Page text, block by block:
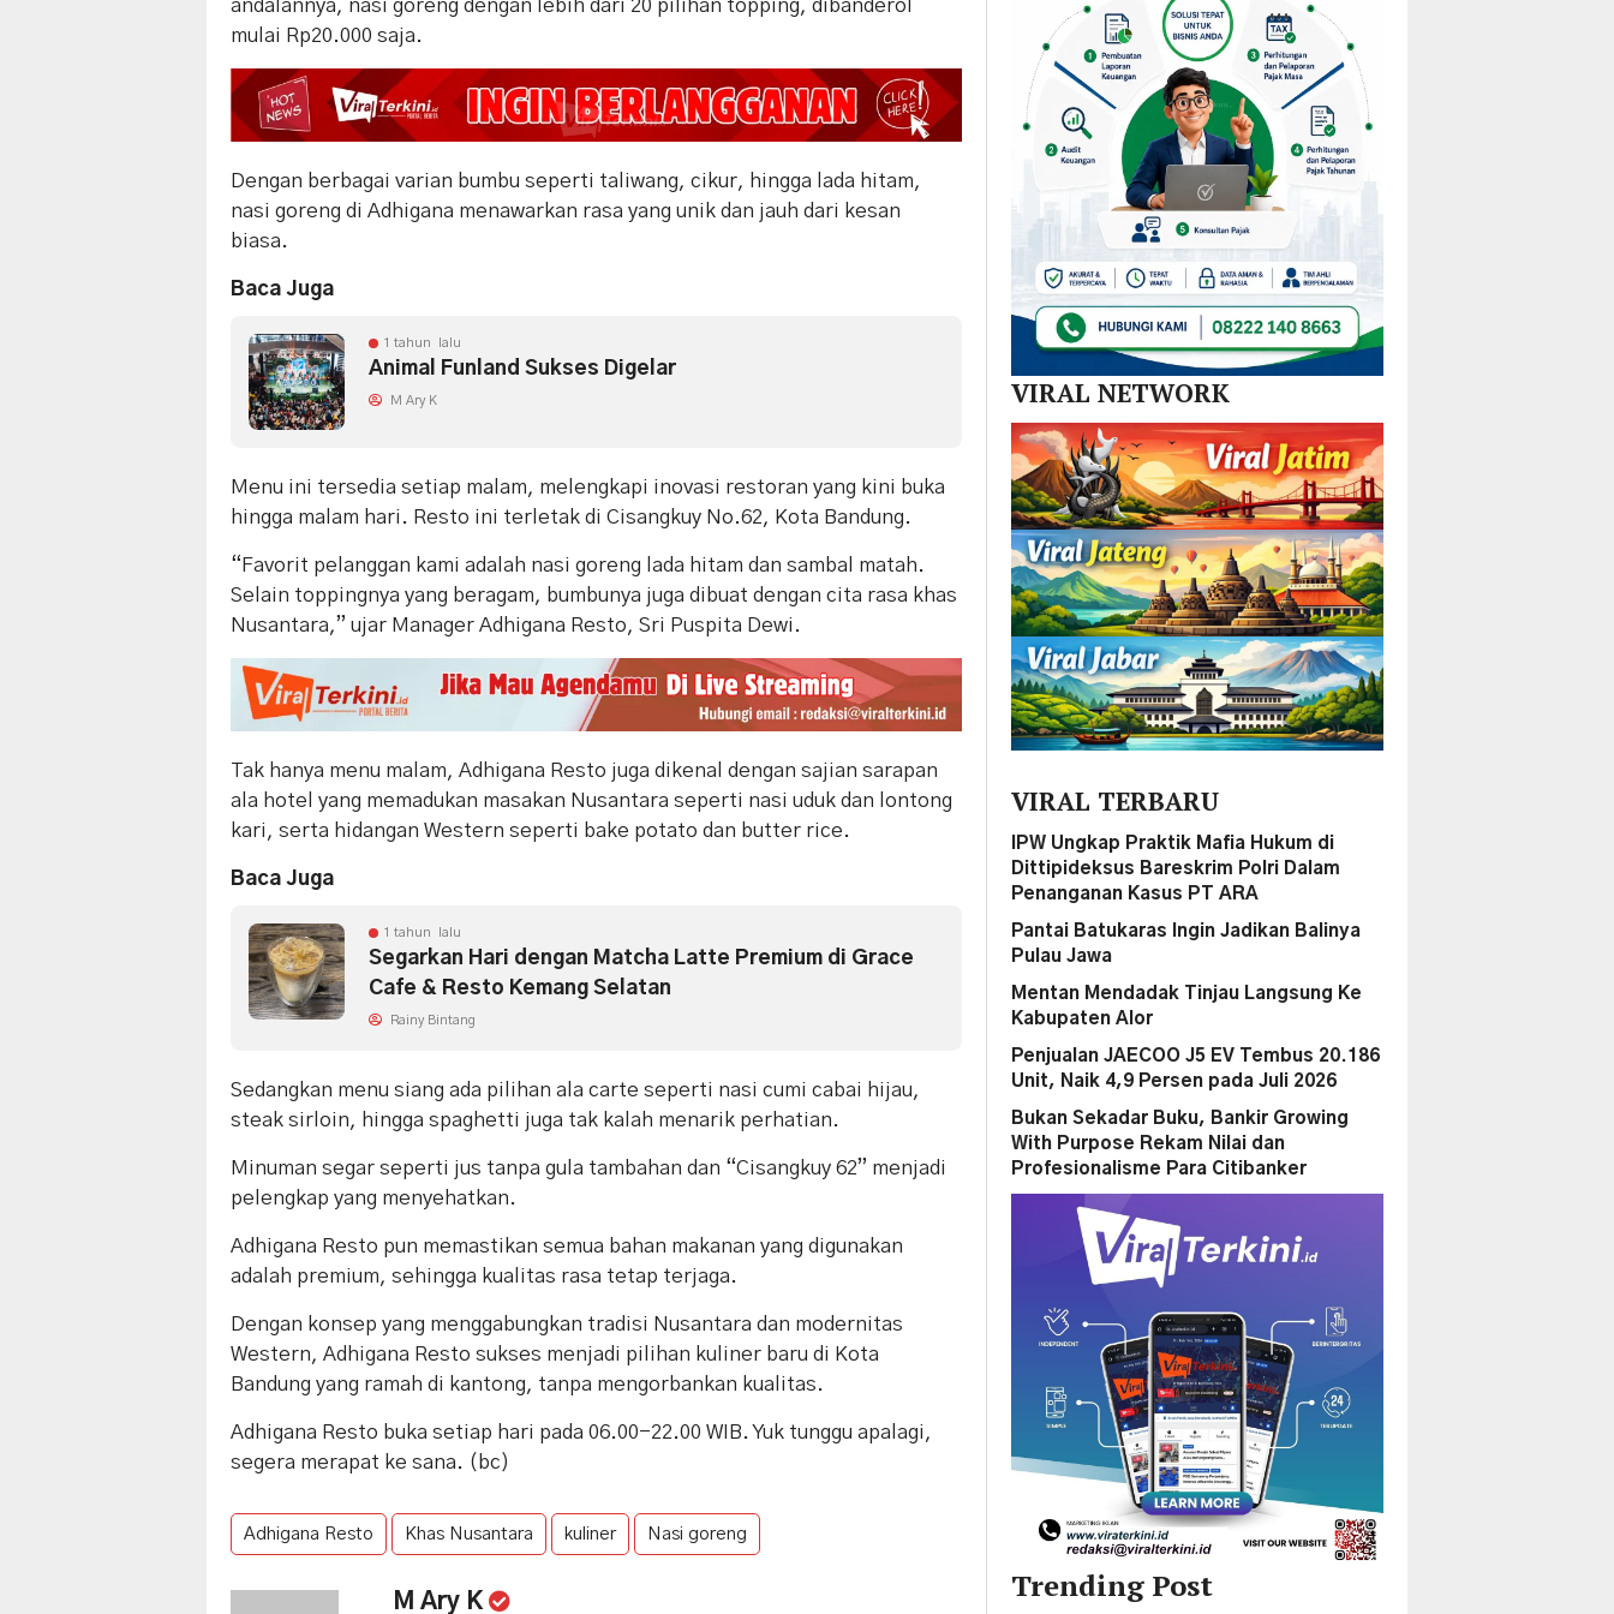
andalannya, nasi goreng dengan lebih dari 20 pilihan topping, dibanderol
mulai Rp20.000 saja.
Dengan berbagai varian bumbu seperti taliwang, cikur, hingga lada hitam,
nasi goreng di Adhigana menawarkan rasa yang unik dan jauh dari kesan
biasa.
Baca Juga
1 tahun lalu
Animal Funland Sukses Digelar
M Ary K
Menu ini tersedia setiap malam, melengkapi inovasi restoran yang kini buka
hingga malam hari. Resto ini terletak di Cisangkuy No.62, Kota Bandung.
“Favorit pelanggan kami adalah nasi goreng lada hitam dan sambal matah.
Selain toppingnya yang beragam, bumbunya juga dibuat dengan cita rasa khas
Nusantara,” ujar Manager Adhigana Resto, Sri Puspita Dewi.
Tak hanya menu malam, Adhigana Resto juga dikenal dengan sajian sarapan
ala hotel yang memadukan masakan Nusantara seperti nasi uduk dan lontong
kari, serta hidangan Western seperti bake potato dan butter rice.
Baca Juga
1 tahun lalu
Segarkan Hari dengan Matcha Latte Premium di Grace
Cafe & Resto Kemang Selatan
Rainy Bintang
Sedangkan menu siang ada pilihan ala carte seperti nasi cumi cabai hijau,
steak sirloin, hingga spaghetti juga tak kalah menarik perhatian.
Minuman segar seperti jus tanpa gula tambahan dan “Cisangkuy 62” menjadi
pelengkap yang menyehatkan.
Adhigana Resto pun memastikan semua bahan makanan yang digunakan
adalah premium, sehingga kualitas rasa tetap terjaga.
Dengan konsep yang menggabungkan tradisi Nusantara dan modernitas
Western, Adhigana Resto sukses menjadi pilihan kuliner baru di Kota
Bandung yang ramah di kantong, tanpa mengorbankan kualitas.
Adhigana Resto buka setiap hari pada 06.00-22.00 WIB. Yuk tunggu apalagi,
segera merapat ke sana. (bc)
Adhigana Resto Khas Nusantara kuliner Nasi goreng
M Ary K
Nikel
SPBE
VIRAL NETWORK
VIRAL TERBARU
IPW Ungkap Praktik Mafia Hukum di
Dittipideksus Bareskrim Polri Dalam
Penanganan Kasus PT ARA
Pantai Batukaras Ingin Jadikan Balinya
Pulau Jawa
Mentan Mendadak Tinjau Langsung Ke
Kabupaten Alor
Penjualan JAECOO J5 EV Tembus 20.186
Unit, Naik 4,9 Persen pada Juli 2026
Bukan Sekadar Buku, Bankir Growing
With Purpose Rekam Nilai dan
Profesionalisme Para Citibanker
Trending Post